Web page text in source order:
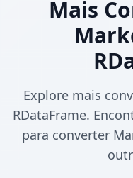
Mais
Explore mais
RDataFrame.
para converter